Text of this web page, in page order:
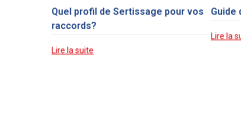
Quel profil de Sertissage pour vos
raccords?
Lire la suite
Guide
Lire la